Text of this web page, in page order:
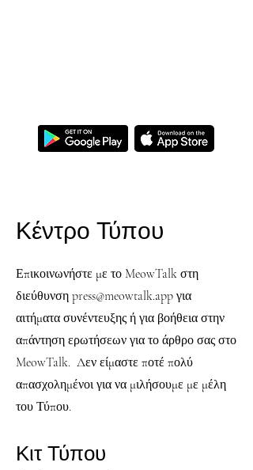
Κέντρο Τύπου
Επικοινωνήστε με το MeowTalk στη
διεύθυνση press@meowtalk.app για
αιτήματα συνέντευξης ή για βοήθεια στην
απάντηση ερωτήσεων για το άρθρο σας στο
MeowTalk. Δεν είμαστε ποτέ πολύ
απασχολημένοι για να μιλήσουμε με μέλη
του Τύπου.
Κιτ Τύπου